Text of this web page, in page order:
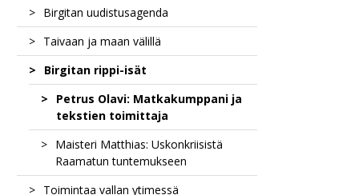
Birgitan uudistusagenda
Ilmestys uudesta luostarisäännöstä
Birgittalaissäännön erityisyys
Naantalin luostari: lahjoitustilasta
kaupungiksi
Taivaan ja maan välillä
Hurskas elämä perisynnin varjossa
Birgitan rippi-isät
Petrus Olavi: Matkakumppani ja
tekstien toimittaja
Maisteri Matthias: Uskonkriisistä
Raamatun tuntemukseen
Toimintaa vallan ytimessä